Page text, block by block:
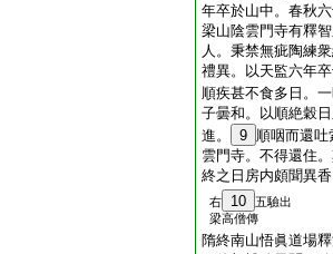
年卒於山中。春秋
梁山陰雲門寺有釋
人。秉禁無疵陶練
禮異。以天監六年
順疾甚不食多日。
子曇和。以順絶穀
進。
9 順咽而還
雲門寺。不得還住
終之日房内頗聞異
右 10
五驗出
梁高僧傳
隋終南山悟眞道場